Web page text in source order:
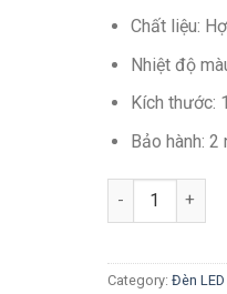
Chất liệu:
Nhiệt độ
Kích thước:
Bảo hành: 2
Quantity
Category: Đèn